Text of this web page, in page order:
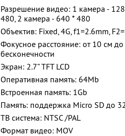
Разрешение видео: 1 камера -
480, 2 камера - 640 * 480
Объектив: Fixed, 4G, f1=2.6mm,
Фокусное расстояние: от 10 см до
бесконечности
Экран: 2.7” TFT LCD
Оперативная память: 64Mb
Встроенная память: 1Gb
Память: поддержка Micro SD до
ТВ система: NTSC /PAL
Формат видео: MOV